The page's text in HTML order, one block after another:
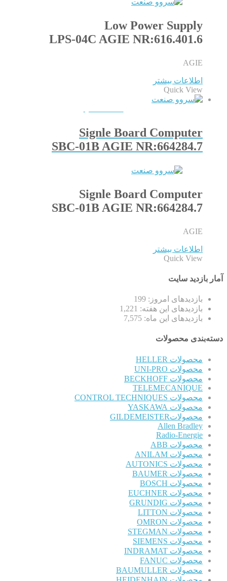
Low Power Supply
LPS-04C AGIE NR:616.401.6
AGIE
اطلاعات بیشتر
Quick View
Signle Board Computer
SBC-01B AGIE NR:664284.7
Signle Board Computer
SBC-01B AGIE NR:664284.7
AGIE
اطلاعات بیشتر
Quick View
آمار بازدید سایت
بازدیدهای امروز: 199
بازدیدهای این هفته: 1,221
بازدیدهای این ماه: 7,575
دسته‌بندی محصولات
محصولات HELLER
محصولات UNI-PRO
محصولات BECKHOFF
TELEMECANIQUE
محصولات CONTROL TECHNIQUES
محصولات YASKAWA
محصولاتGILDEMEISTER
Allen Bradley
Radio-Energie
محصولات ABB
محصولات ANILAM
محصولات AUTONICS
محصولات BAUMER
محصولات BOSCH
محصولات EUCHNER
محصولات GRUNDIG
محصولات LITTON
محصولات OMRON
محصولات STEGMAN
محصولات SIEMENS
محصولات INDRAMAT
محصولات FANUC
محصولات BAUMULLER